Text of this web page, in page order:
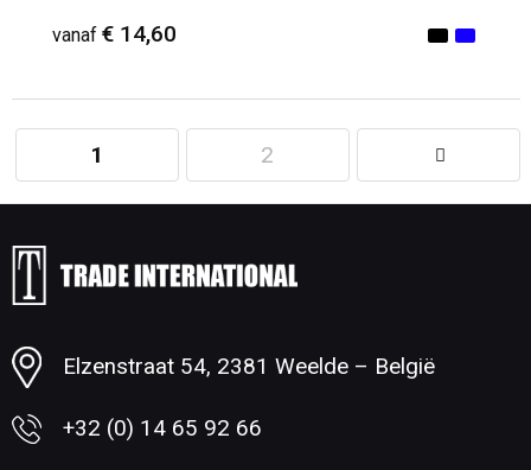
vanaf € 14,60
Minimale afname: 1
1 2
Elzenstraat 54, 2381 Weelde – België
+32 (0) 14 65 92 66